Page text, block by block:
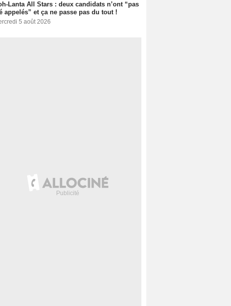
Lanta All Stars : deux candidats n’ont “pas
appelés” et ça ne passe pas du tout !
5 août 2026